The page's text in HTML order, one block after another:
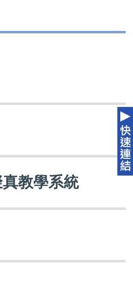
教學系統